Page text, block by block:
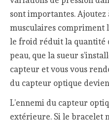
sont importantes. Ajoutez
musculaires compriment
le froid réduit la quantité
peau, que la sueur
capteur et vous vous
du capteur optique
L’ennemi du capteur
extérieure. Si le bracelet